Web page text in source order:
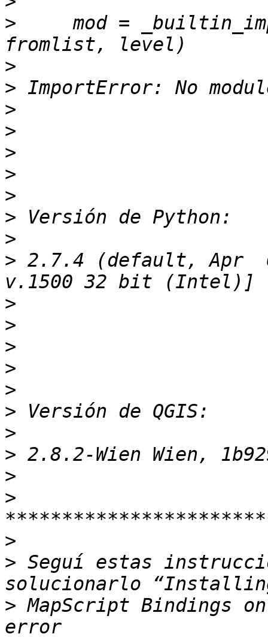
>
mod =
>
>
>
>
>
>
>
>
>
> 2.7.4 (default, Apr
>
>
>
>
>
>
>
>
>
>
>
> Seguí estas
> MapScript Bindings